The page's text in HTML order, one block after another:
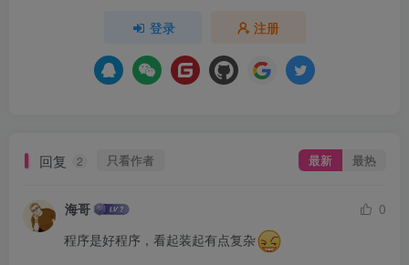
登录 注册
回复 2 只看作者 最新 最热
海哥
0
程序是好程序，看起装起有点复杂